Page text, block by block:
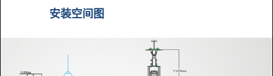
安装空间图